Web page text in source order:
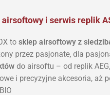
airsoftowy i serwis replik
to sklep airsoftowy z
przez pasjonate, dla
do airsoftu – od replik
i precyzyjne akcesoria, aż